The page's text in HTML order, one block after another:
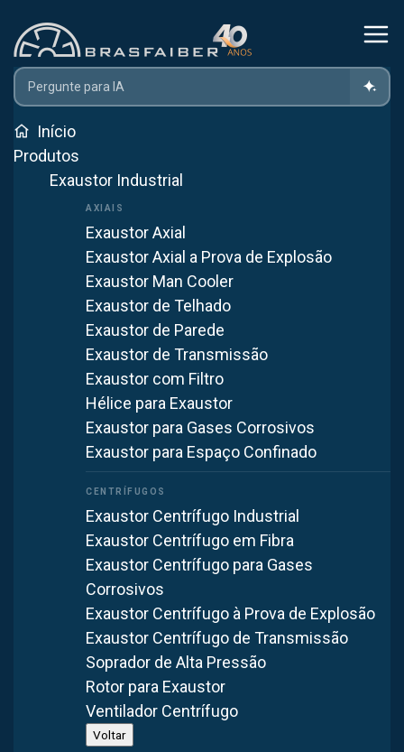
Início
Produtos
Exaustor Industrial
Exaustor Axial
Exaustor Axial a Prova de Explosão
Exaustor Man Cooler
Exaustor de Telhado
Exaustor de Parede
Exaustor de Transmissão
Exaustor com Filtro
Hélice para Exaustor
Exaustor para Gases Corrosivos
Exaustor para Espaço Confinado
Exaustor Centrífugo Industrial
Exaustor Centrífugo em Fibra
Exaustor Centrífugo para Gases
Corrosivos
Exaustor Centrífugo à Prova de Explosão
Exaustor Centrífugo de Transmissão
Soprador de Alta Pressão
Rotor para Exaustor
Ventilador Centrífugo
Voltar
Home
Insuflador De Ar
Qual a Diferença entre
Insuflador e Exaustor?
15 de setembro de 2025
WhatsApp
Ver mais artigos